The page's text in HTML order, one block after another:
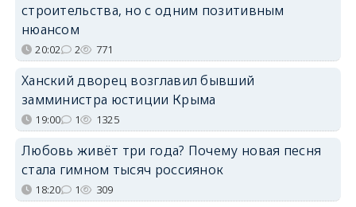
строительства, но с одним позитивным
нюансом
20:02 2 771
Ханский дворец возглавил бывший
замминистра юстиции Крыма
19:00 1 1325
Любовь живёт три года? Почему новая песня
стала гимном тысяч россиянок
18:20 1 309